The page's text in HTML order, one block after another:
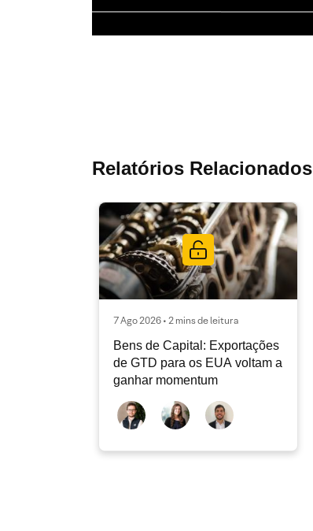
Relatórios Relacionados
7 Ago 2026 • 2 mins de leitura
Bens de Capital: Exportações
de GTD para os EUA voltam a
ganhar momentum